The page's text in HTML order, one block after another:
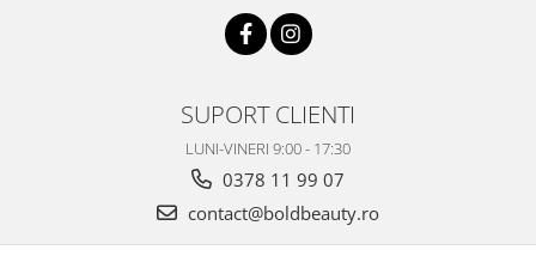
SUPORT CLIENTI
LUNI-VINERI 9:00 - 17:30
0378 11 99 07
contact@boldbeauty.ro